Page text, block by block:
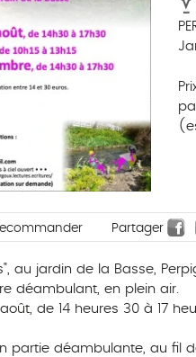
Partager
au jardin de la Basse,
déambulant, en plein air.
de 14 heures 30 à 17
partie déambulante, au fil